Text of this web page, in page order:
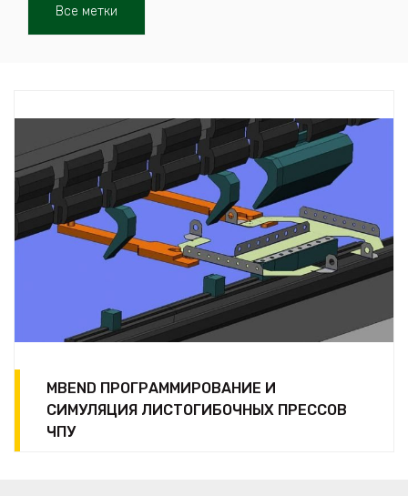
Все метки
MBEND ПРОГРАММИРОВАНИЕ И
СИМУЛЯЦИЯ ЛИСТОГИБОЧНЫХ ПРЕССОВ
ЧПУ